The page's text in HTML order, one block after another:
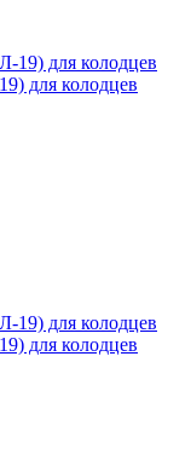
для колодцев
для колодцев